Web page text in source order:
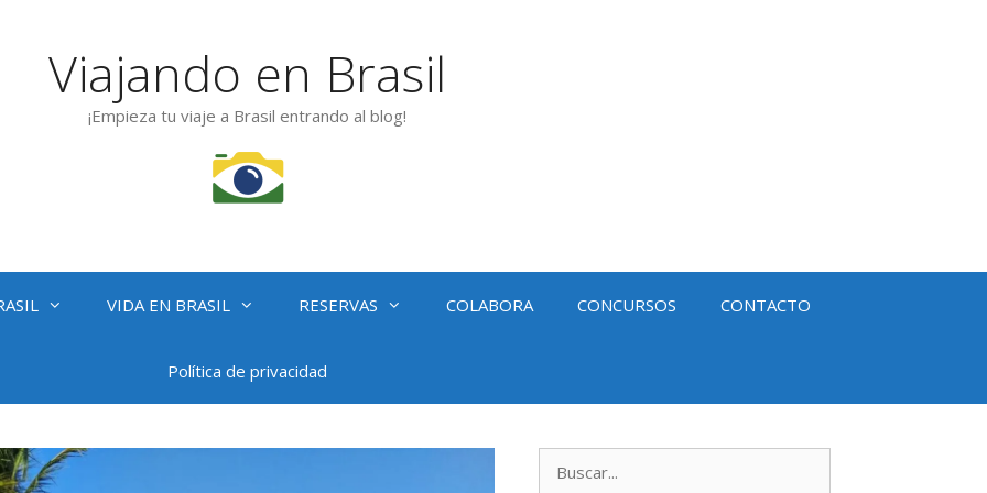
Viajando en Brasil
¡Empieza tu viaje a Brasil entrando al blog!
VIDA EN BRASIL RESERVAS COLABORA CONCURSOS CONTACTO
Política de privacidad